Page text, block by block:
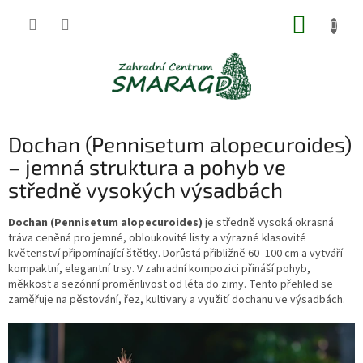
Dochan (Pennisetum alopecuroides)
– jemná struktura a pohyb ve
středně vysokých výsadbách
Dochan (Pennisetum alopecuroides) je středně vysoká okrasná
tráva ceněná pro jemné, obloukovité listy a výrazné klasovité
květenství připomínající štětky. Dorůstá přibližně 60–100 cm a vytváří
kompaktní, elegantní trsy. V zahradní kompozici přináší pohyb,
měkkost a sezónní proměnlivost od léta do zimy. Tento přehled se
zaměřuje na pěstování, řez, kultivary a využití dochanu ve výsadbách.